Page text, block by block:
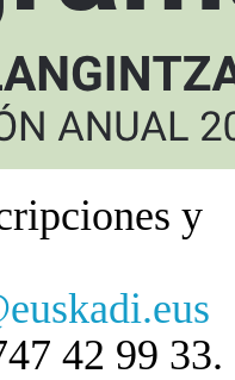
y
42 99 33.